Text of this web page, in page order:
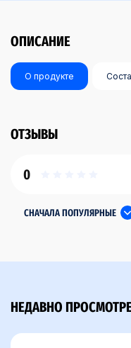
ОПИСАНИЕ
О продукте
ОТЗЫВЫ
0
СНАЧАЛА ПОПУЛЯРНЫЕ
НЕДАВНО